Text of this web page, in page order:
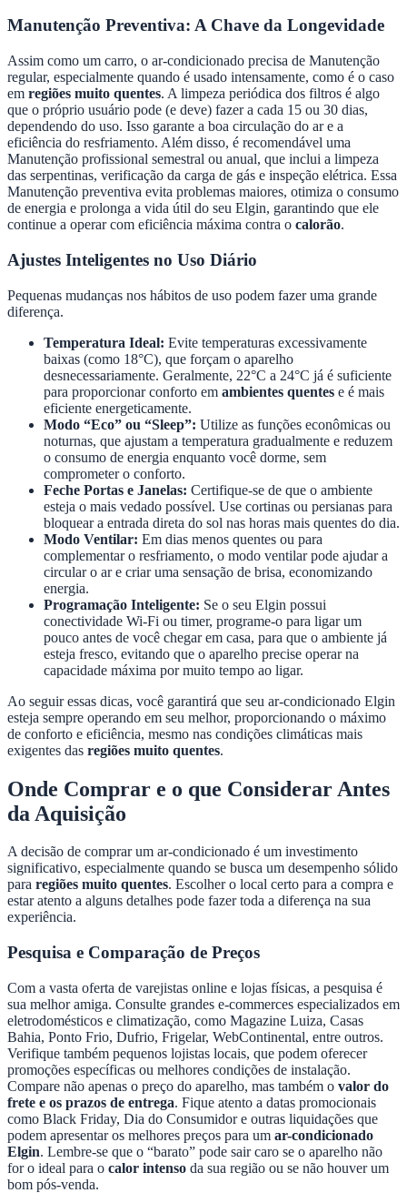
Manutenção Preventiva: A Chave da Longevidade
Assim como um carro, o ar-condicionado precisa de Manutenção
regular, especialmente quando é usado intensamente, como é o caso
em regiões muito quentes. A limpeza periódica dos filtros é algo
que o próprio usuário pode (e deve) fazer a cada 15 ou 30 dias,
dependendo do uso. Isso garante a boa circulação do ar e a
eficiência do resfriamento. Além disso, é recomendável uma
Manutenção profissional semestral ou anual, que inclui a limpeza
das serpentinas, verificação da carga de gás e inspeção elétrica. Essa
Manutenção preventiva evita problemas maiores, otimiza o consumo
de energia e prolonga a vida útil do seu Elgin, garantindo que ele
continue a operar com eficiência máxima contra o calorão.
Ajustes Inteligentes no Uso Diário
Pequenas mudanças nos hábitos de uso podem fazer uma grande
diferença.
Temperatura Ideal: Evite temperaturas excessivamente
baixas (como 18°C), que forçam o aparelho
desnecessariamente. Geralmente, 22°C a 24°C já é suficiente
para proporcionar conforto em ambientes quentes e é mais
eficiente energeticamente.
Modo “Eco” ou “Sleep”: Utilize as funções econômicas ou
noturnas, que ajustam a temperatura gradualmente e reduzem
o consumo de energia enquanto você dorme, sem
comprometer o conforto.
Feche Portas e Janelas: Certifique-se de que o ambiente
esteja o mais vedado possível. Use cortinas ou persianas para
bloquear a entrada direta do sol nas horas mais quentes do dia.
Modo Ventilar: Em dias menos quentes ou para
complementar o resfriamento, o modo ventilar pode ajudar a
circular o ar e criar uma sensação de brisa, economizando
energia.
Programação Inteligente: Se o seu Elgin possui
conectividade Wi-Fi ou timer, programe-o para ligar um
pouco antes de você chegar em casa, para que o ambiente já
esteja fresco, evitando que o aparelho precise operar na
capacidade máxima por muito tempo ao ligar.
Ao seguir essas dicas, você garantirá que seu ar-condicionado Elgin
esteja sempre operando em seu melhor, proporcionando o máximo
de conforto e eficiência, mesmo nas condições climáticas mais
exigentes das regiões muito quentes.
Onde Comprar e o que Considerar Antes
da Aquisição
A decisão de comprar um ar-condicionado é um investimento
significativo, especialmente quando se busca um desempenho sólido
para regiões muito quentes. Escolher o local certo para a compra e
estar atento a alguns detalhes pode fazer toda a diferença na sua
experiência.
Pesquisa e Comparação de Preços
Com a vasta oferta de varejistas online e lojas físicas, a pesquisa é
sua melhor amiga. Consulte grandes e-commerces especializados em
eletrodomésticos e climatização, como Magazine Luiza, Casas
Bahia, Ponto Frio, Dufrio, Frigelar, WebContinental, entre outros.
Verifique também pequenos lojistas locais, que podem oferecer
promoções específicas ou melhores condições de instalação.
Compare não apenas o preço do aparelho, mas também o valor do
frete e os prazos de entrega. Fique atento a datas promocionais
como Black Friday, Dia do Consumidor e outras liquidações que
podem apresentar os melhores preços para um ar-condicionado
Elgin. Lembre-se que o “barato” pode sair caro se o aparelho não
for o ideal para o calor intenso da sua região ou se não houver um
bom pós-venda.